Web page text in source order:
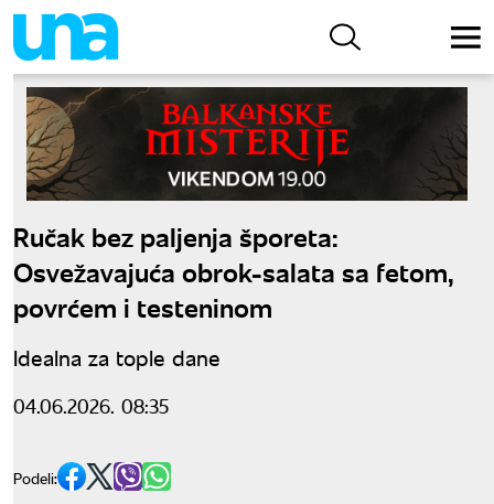
Ručak bez paljenja šporeta:
Osvežavajuća obrok-salata sa fetom,
povrćem i testeninom
Idealna za tople dane
04.06.2026. 08:35
Podeli: